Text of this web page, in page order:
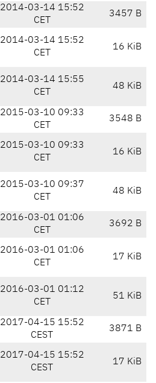
2014-03-14 15:52
CET
3457 B
2014-03-14 15:52
CET
16 KiB
2014-03-14 15:55
CET
48 KiB
2015-03-10 09:33
CET
3548 B
2015-03-10 09:33
CET
16 KiB
2015-03-10 09:37
CET
48 KiB
2016-03-01 01:06
CET
3692 B
2016-03-01 01:06
CET
17 KiB
2016-03-01 01:12
CET
51 KiB
2017-04-15 15:52
CEST
3871 B
2017-04-15 15:52
CEST
17 KiB